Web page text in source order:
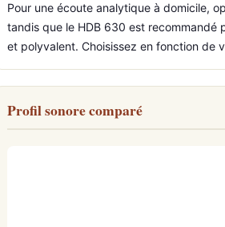
Pour une écoute analytique à domicile,
tandis que le HDB 630 est recommandé
et polyvalent. Choisissez en fonction de
Profil sonore comparé